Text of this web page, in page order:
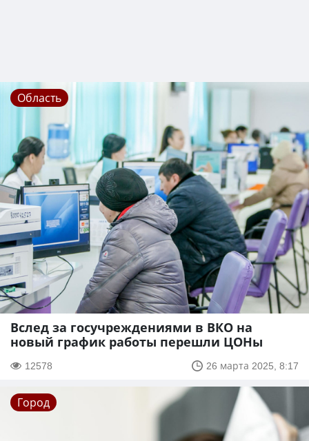
Область
Вслед за госучреждениями в ВКО на
новый график работы перешли ЦОНы
12578 26 марта 2025, 8:17
Город